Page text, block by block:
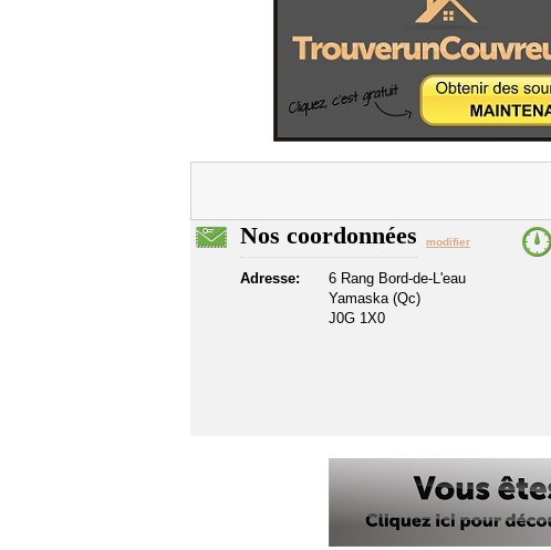
Nos coordonnées modifier
Adresse:
6 Rang Bord-de-L'eau
Yamaska (Qc)
J0G 1X0